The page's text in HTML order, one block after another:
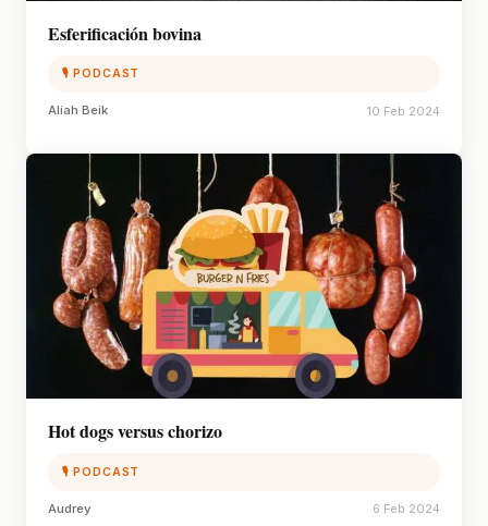
Esferificación bovina
🎙 PODCAST
Aliah Beik 10 Feb 2024
Hot dogs versus chorizo
🎙 PODCAST
Audrey 6 Feb 2024